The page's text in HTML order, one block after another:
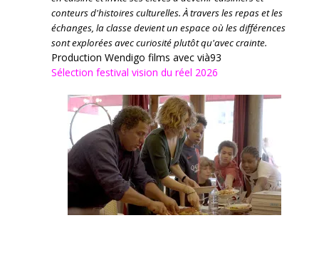
conteurs d'histoires culturelles.À travers les repas et les
échanges, la classe devient un espace où les différences
sont explorées avec curiosité plutôt qu'avec crainte.
Production Wendigo films avec vià93
Sélection festival vision du réel 2026